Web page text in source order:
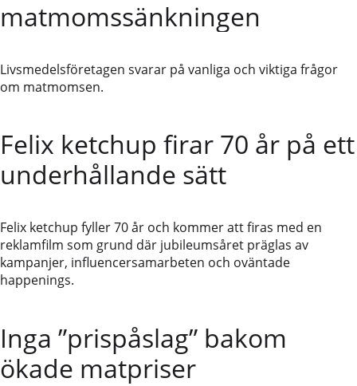
matmomssänkningen
Livsmedelsföretagen svarar på vanliga och viktiga frågor
om matmomsen.
Felix ketchup firar 70 år på ett
underhållande sätt
Felix ketchup fyller 70 år och kommer att firas med en
reklamfilm som grund där jubileumsåret präglas av
kampanjer, influencersamarbeten och oväntade
happenings.
Inga ”prispåslag” bakom
ökade matpriser